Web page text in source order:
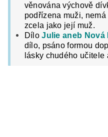
věnována výchově
podřízena muži,
zcela jako její muž.
DíloJulie aneb Nová
dílo, psáno formou
lásky chudého učitele